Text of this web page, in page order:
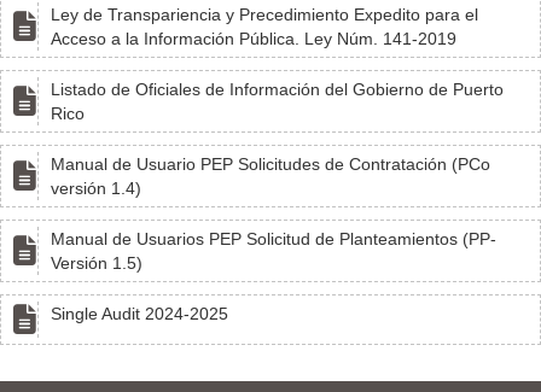

Ley de Transpariencia y Precedimiento Expedito para el
Acceso a la Información Pública. Ley Núm. 141-2019

Listado de Oficiales de Información del Gobierno de Puerto
Rico

Manual de Usuario PEP Solicitudes de Contratación (PCo
versión 1.4)

Manual de Usuarios PEP Solicitud de Planteamientos (PP-
Versión 1.5)
 Single Audit 2024-2025